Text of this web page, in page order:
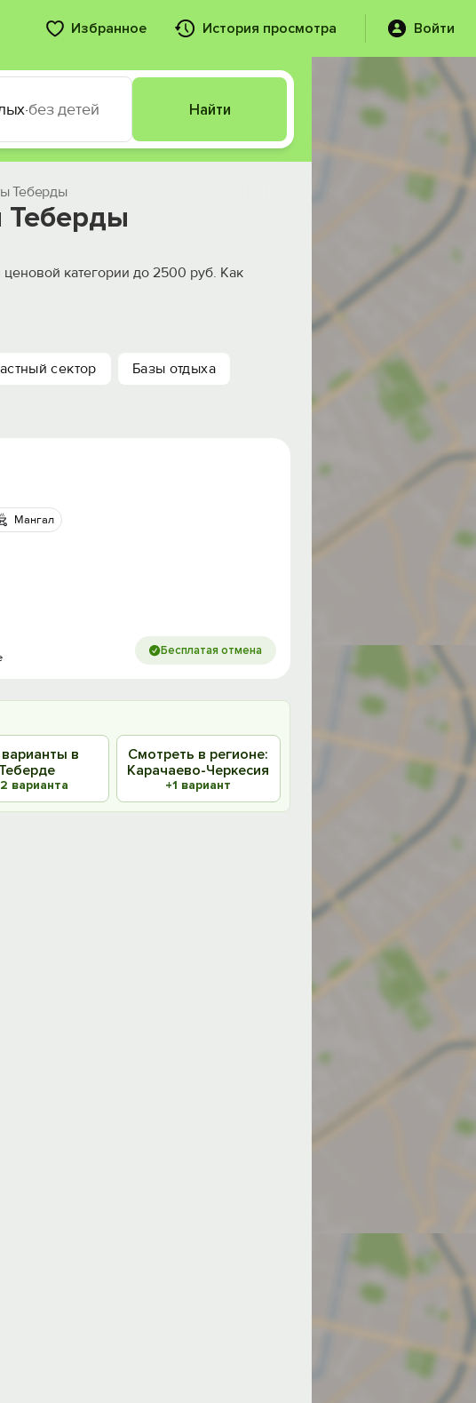
Избранное История просмотра Войти
·без детей Найти
Теберды
Теберды
категории до 2500 руб. Как
сектор Базы отдыха
Мангал
Бесплатая отмена
в
Теберде
варианта
Смотреть в регионе:
Карачаево-Черкесия
+1 вариант